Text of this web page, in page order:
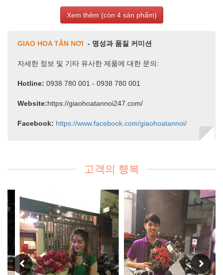
Xem thêm (còn 4sản phẩm)
GIAO HOA TÂN NƠI - 명성과 품질 커미션
자세한 정보 및 기타 유사한 제품에 대한 문의:
Hotline: 0938 780 001 - 0938 780 001
Website:https://giaohoatannoi247.com/
Facebook: https://www.facebook.com/giaohoatannoi/
고객의 행복